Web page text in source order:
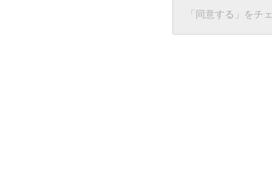
グローバルIPアドレス
接続ホスト情報
５．個人情報に関す
「同意する」をチ